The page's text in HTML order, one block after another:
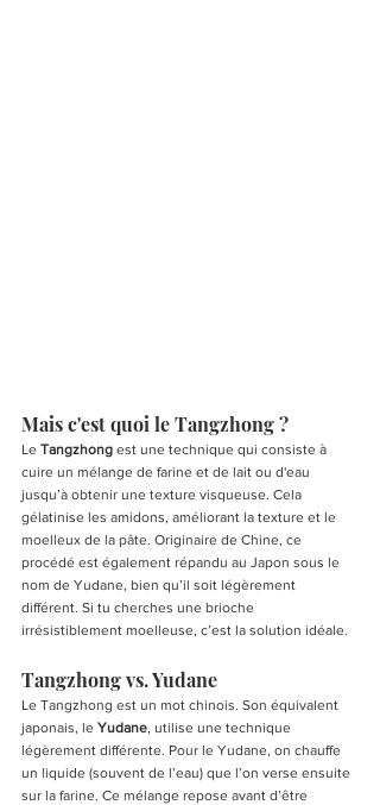
Mais c'est quoi le Tangzhong ?
Le Tangzhong est une technique qui consiste à
cuire un mélange de farine et de lait ou d'eau
jusqu’à obtenir une texture visqueuse. Cela
gélatinise les amidons, améliorant la texture et le
moelleux de la pâte. Originaire de Chine, ce
procédé est également répandu au Japon sous le
nom de Yudane, bien qu’il soit légèrement
différent. Si tu cherches une brioche
irrésistiblement moelleuse, c’est la solution idéale.
Tangzhong vs. Yudane
Le Tangzhong est un mot chinois. Son équivalent
japonais, le Yudane , utilise une technique
légèrement différente. Pour le Yudane, on chauffe
un liquide (souvent de l’eau) que l’on verse ensuite
sur la farine. Ce mélange repose avant d’être